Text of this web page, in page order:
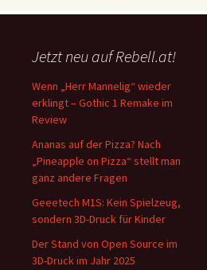
Jetzt neu auf Rebell.at!
Wenn „Herr Mannelig“ wieder
erklingt – Gothic 1 Remake im
Review
Ananas auf der Pizza? Nach
„Pineapple on Pizza“ stellt man
ganz andere Fragen
Geeetech M1S: Kein Spielzeug,
sondern 3D-Druck für Kinder
Der Stand von Open Source im
3D-Druck im Jahr 2025